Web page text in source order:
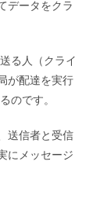
データをクラ
る人（クライ
が配達を実行
のです。
送信者と受信
にメッセージ